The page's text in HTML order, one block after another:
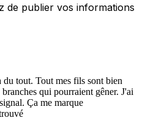
de publier vos informations